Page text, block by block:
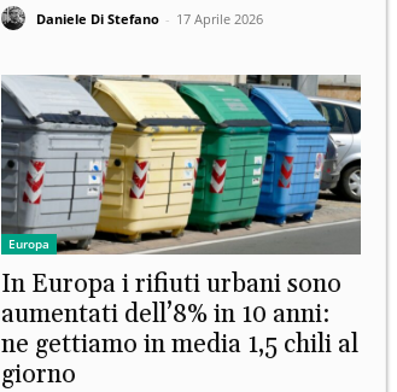
Daniele Di Stefano - 17 Aprile 2026
Europa
In Europa i rifiuti urbani sono
aumentati dell’8% in 10 anni:
ne gettiamo in media 1,5 chili al
giorno